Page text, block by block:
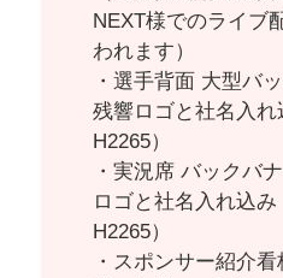
NEXT様でのライブ
われます）
・選手背面 大型バ
残響ロゴと社名入れ
H2265）
・実況席 バックバ
ロゴと社名入れ込み
H2265）
・スポンサー紹介